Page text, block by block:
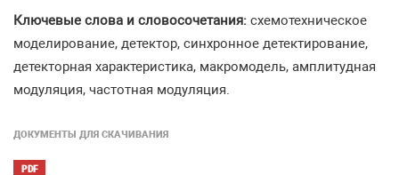
Ключевые слова и словосочетания: схемотехническое
моделирование, детектор, синхронное детектирование,
детекторная характеристика, макромодель, амплитудная
модуляция, частотная модуляция.
ДОКУМЕНТЫ ДЛЯ СКАЧИВАНИЯ
PDF